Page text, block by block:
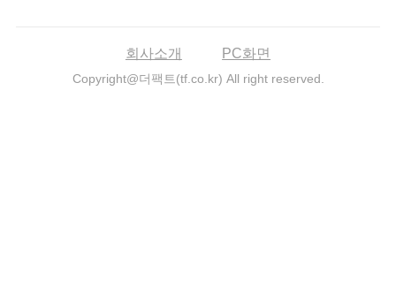
회사소개 PC화면
Copyright@더팩트(tf.co.kr) All right reserved.